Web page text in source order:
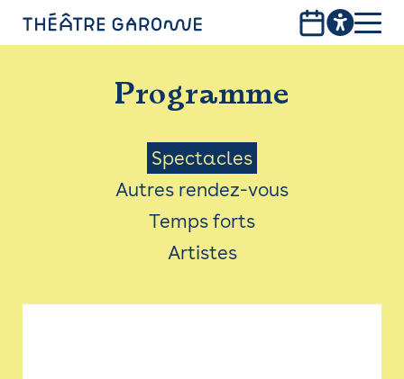
PROGRAMME
INFOS PRATIQUES
AVEC LES PUBLICS
ACCESSIBILITÉ
LES PRODUCTIONS
Programme
Menu
Saison
Spectacles
Autres rendez-vous
Temps forts
Artistes